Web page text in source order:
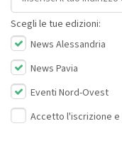
Scegli le tue edizioni:
News Alessandria
News Pavia
Eventi Nord-Ovest
Accetto l'iscrizione e